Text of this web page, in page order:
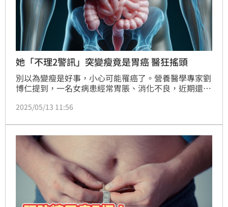
她「不理2警訊」突變瘦竟是胃癌 醫狂搖頭
別以為變瘦是好事，小心可能罹癌了。營養醫學專家劉
博仁提到，一名女病患經常胃脹、消化不良，近期還出
後，發現胃裡有幽門螺旋桿菌感染，推測是她罹癌的關
免疫、防禦與營養吸收的第一道防線，常有胃部不適應
立即做檢查。
2025/05/13 11:56